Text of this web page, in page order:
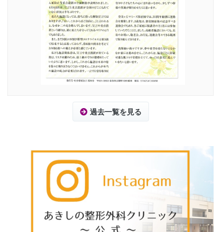
過去一覧を見る